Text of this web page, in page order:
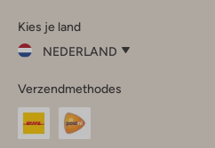
InstagramFacebook
Kies je land
NEDERLAND
je
land
Nederland
Verzendmethodes